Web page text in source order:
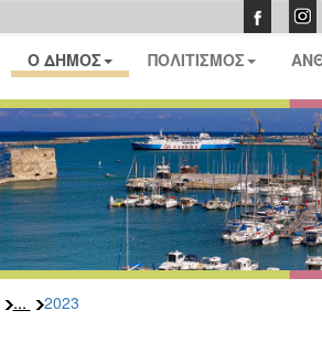
Ο ΔΗΜΟΣ ΠΟΛΙΤΙΣΜΟΣ
... 2023